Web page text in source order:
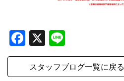
Facebook
X
スタッフブログ一覧に戻る